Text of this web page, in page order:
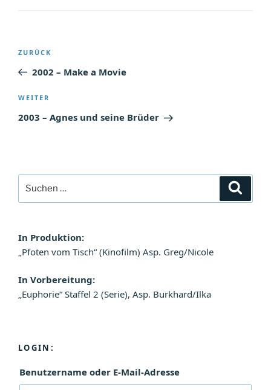
Beitragsnavigation
Vorheriger
Beitrag
ZURÜCK
2002 – Make a Movie
Nächster
Beitrag
WEITER
2003 – Agnes und seine Brüder
nach:
In Produktion:
„Pfoten vom Tisch“ (Kinofilm) Asp. Greg/Nicole
In Vorbereitung:
„Euphorie“ Staffel 2 (Serie), Asp. Burkhard/Ilka
LOGIN:
Benutzername oder E-Mail-Adresse